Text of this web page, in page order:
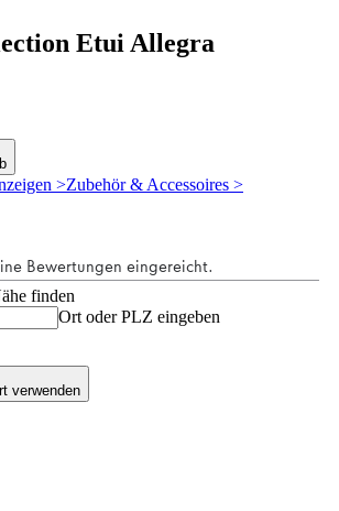
Etui Allegra
>Zubehör & Accessoires >
finden
Ort oder PLZ eingeben
verwenden